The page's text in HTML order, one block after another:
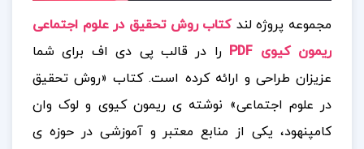
مجموعه پروژه لندکتاب روش تحقیق در علوم اجتماعی
ریمون کیوی PDF
را در قالب پی دی اف برای شما
عزیزان طراحی و ارائه کرده است. کتاب «روش تحقیق
در علوم اجتماعی» نوشته ی ریمون کیوی و لوک وان
کامپنهود، یکی از منابع معتبر و آموزشی در حوزه ی